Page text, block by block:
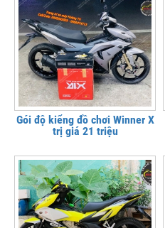
Gói độ kiểng đồ chơi Winner X
trị giá 21 triệu